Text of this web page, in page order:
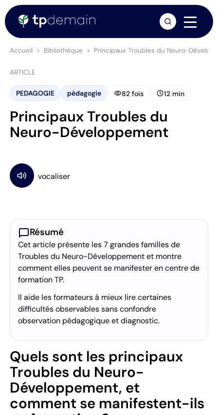
Accueil Bibliothèque Principaux Troubles du Neuro-
ARTICLE
PEDAGOGIE pédagogie visibility82 fois schedule12 min
Principaux Troubles du
Neuro-Développement
chat_bubbleRésumé
Cet article présente les 7 grandes familles de
Troubles du Neuro-Développement et montre
comment elles peuvent se manifester en centre de
formation TP.
Il aide les formateurs à mieux lire certaines
difficultés observables sans confondre
observation pédagogique et diagnostic.
Quels sont les principaux
Troubles du Neuro-
Développement, et
comment se manifestent-ils
arrow_forward